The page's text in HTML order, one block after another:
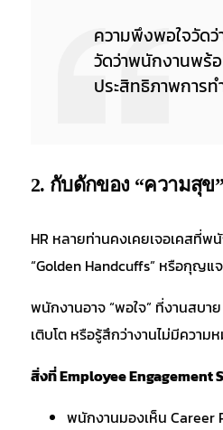
ความพึงพอใจวัด
วัดว่าพนักงานพร้
ประสิทธิภาพการ
2. กับดักของ “ความสุ
HR หลายท่านคงเคยเจอเคสที่พ
“Golden Handcuffs” หรือกุญแ
พนักงานอาจ “พอใจ” ที่งานสบา
เติบโต หรือรู้สึกว่างานไม่มีความ
สิ่งที่ Employee Engagement
พนักงานมองเห็น Career